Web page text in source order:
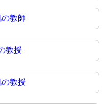
教師
教授
教授